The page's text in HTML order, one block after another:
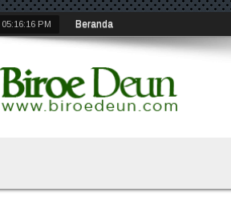
05:16:16 PM Beranda